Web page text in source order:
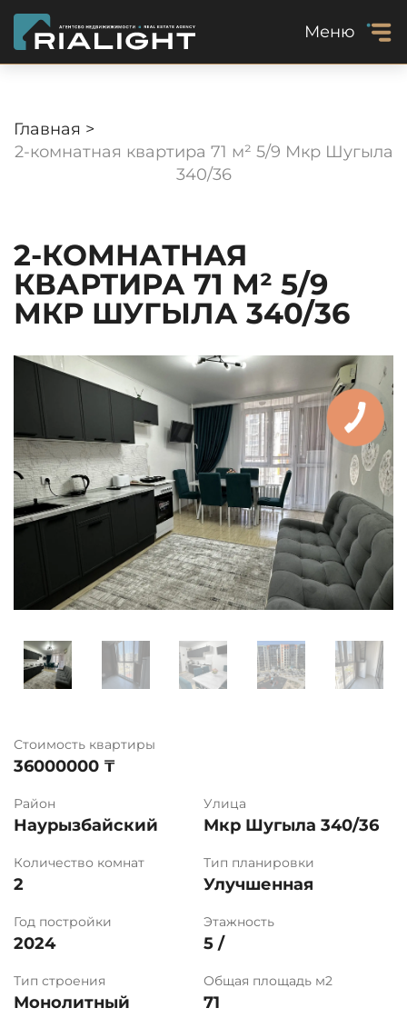
Меню
Главная >
2-комнатная квартира 71 м² 5/9 Мкр Шугыла
340/36
2-КОМНАТНАЯ
КВАРТИРА 71 М² 5/9
МКР ШУГЫЛА 340/36
Стоимость квартиры
36000000 ₸
Район
Наурызбайский
Улица
Мкр Шугыла 340/36
Количество комнат
2
Тип планировки
Улучшенная
Год постройки
2024
Этажность
5 /
Тип строения
Монолитный
Общая площадь м2
71